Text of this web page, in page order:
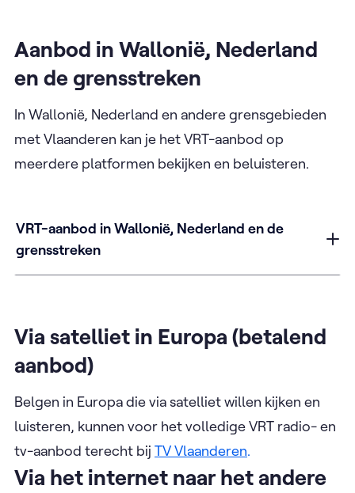
Aanbod in Wallonië, Nederland
en de grensstreken
In Wallonië, Nederland en andere grensgebieden
met Vlaanderen kan je het VRT-aanbod op
meerdere platformen bekijken en beluisteren.
VRT-aanbod in Wallonië, Nederland en de
grensstreken
Via satelliet in Europa (betalend
aanbod)
Belgen in Europa die via satelliet willen kijken en
luisteren, kunnen voor het volledige VRT radio- en
tv-aanbod terecht bij TV Vlaanderen.
Via het internet naar het andere